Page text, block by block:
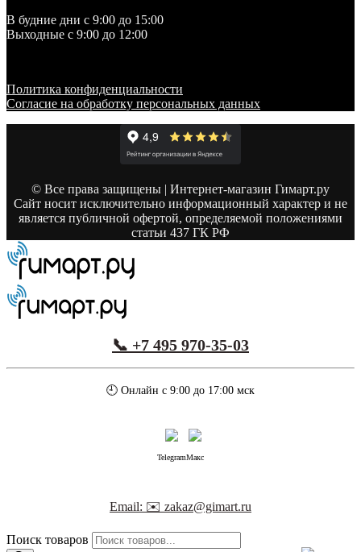
В будние дни с 9:00 до 15:00
Выходные с 9:00 до 12:00
Политика конфиденциальности
Согласие на обработку персональных данных
© Все права защищены | Интернет-магазин Гимарт.ру
Сайт носит исключительно информационный характер и не
является публичной офертой, определяемой положениями
статьи 437 ГК РФ
📞 +7 495 970-35-03
🕘 Онлайн с 9:00 до 17:00 мск
TelegramМакс
Email: ✉️ zakaz@gimart.ru
Поиск товаров